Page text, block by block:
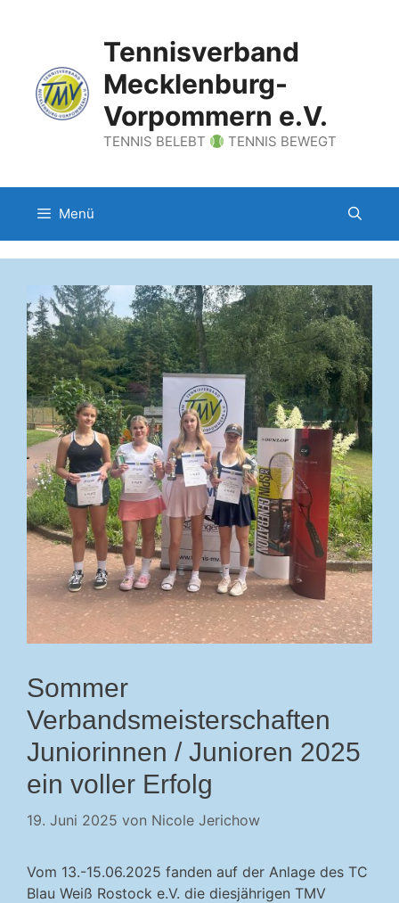
Tennisverband
Mecklenburg-
Vorpommern e.V.
TENNIS BELEBT TENNIS BEWEGT
Menü
Sommer
Verbandsmeisterschaften
Juniorinnen / Junioren 2025
ein voller Erfolg
19. Juni 2025 von Nicole Jerichow
Vom 13.-15.06.2025 fanden auf der Anlage des TC
Blau Weiß Rostock e.V. die diesjährigen TMV